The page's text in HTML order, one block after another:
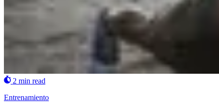
2 min read
Entrenamiento